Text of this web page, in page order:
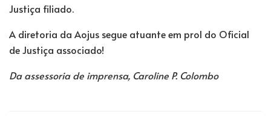
Justiça filiado.
A diretoria da Aojus segue atuante em prol do Oficial
de Justiça associado!
Da assessoria de imprensa, Caroline P. Colombo